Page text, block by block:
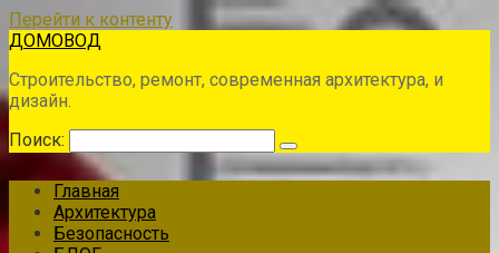
Перейти к контенту
ДОМОВОД
Строительство, ремонт, современная архитектура, и
дизайн.
Поиск:
Главная
Архитектура
Безопасность